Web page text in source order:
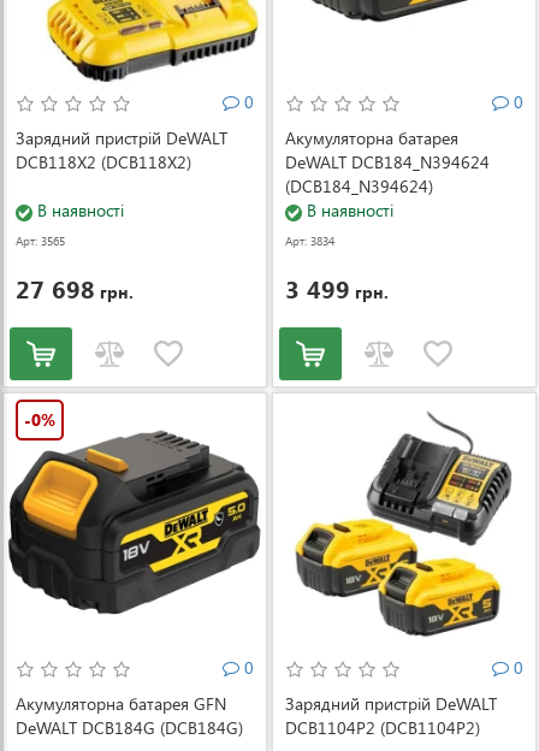
0
Зарядний пристрій DeWALT
DCB118X2 (DCB118X2)
В наявності
Арт: 3565
27 698 грн.
0
Акумуляторна батарея
DeWALT DCB184_N394624
(DCB184_N394624)
В наявності
Арт: 3834
3 499 грн.
-0%
0
Акумуляторна батарея GFN
DeWALT DCB184G (DCB184G)
0
Зарядний пристрій DeWALT
DCB1104P2 (DCB1104P2)